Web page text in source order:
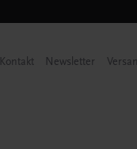
Kontakt Newsletter